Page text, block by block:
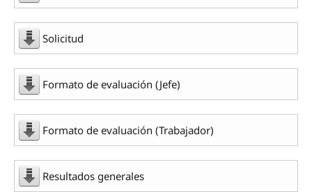
Solicitud
Formato de evaluación (Jefe)
Formato de evaluación (Trabajador)
Resultados generales